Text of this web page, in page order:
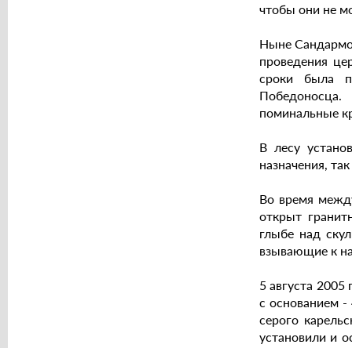
чтобы они не
Ныне
проведения
сроки была
поминальные
В лесу
назначения,
Во время
открыт
глыбе над
взывающие к
5 августа
с основанием
серого
установили и